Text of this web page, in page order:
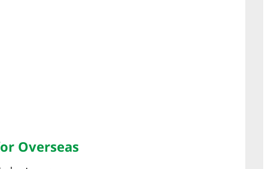
Overseas